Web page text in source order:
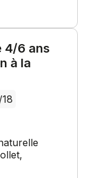
4/6 ans
à la